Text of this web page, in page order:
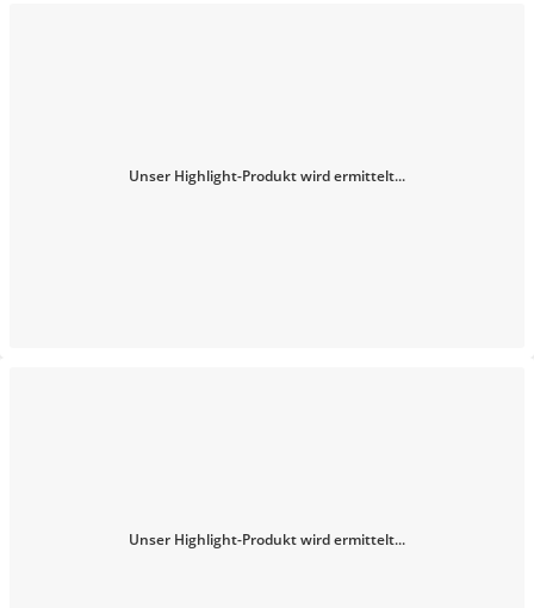
Unser Highlight-Produkt wird ermittelt...
Unser Highlight-Produkt wird ermittelt...